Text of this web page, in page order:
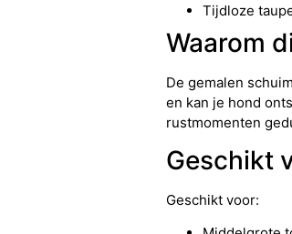
Tijdloze
Waarom
De gemalen
en kan je hond
rustmomenten
Geschikt
Geschikt voor: